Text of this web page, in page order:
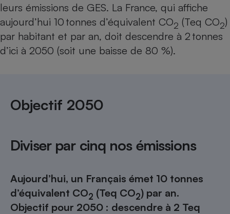
leurs émissions de GES. La France, qui affiche
aujour­d’hui 10 tonnes d’équivalent CO2 (Teq CO2)
par habitant et par an, doit descendre à 2 tonnes
d’ici à 2050 (soit une baisse de 80 %).
Objectif 2050
Diviser par cinq nos émissions
Aujourd’hui, un Français émet 10 tonnes
d’équivalent CO2 (Teq CO2) par an.
Objectif pour 2050 : descendre à 2 Teq
Cafetière à expressos
Climatiseur -
Ventilateur